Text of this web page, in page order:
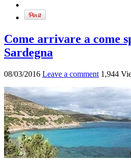
Come arrivare a come
Sardegna
08/03/2016 Leave a comment 1,944